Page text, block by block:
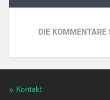
DIE KOMMENTARE
Kontakt